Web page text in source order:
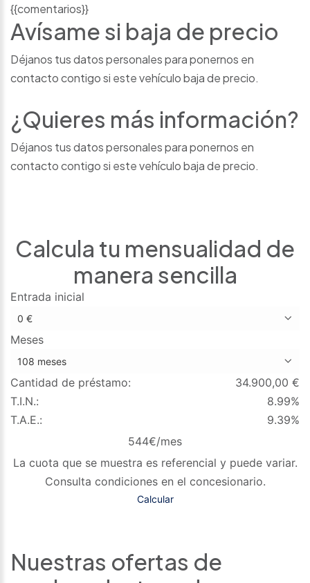
{{comentarios}}
Avísame si baja de precio
Déjanos tus datos personales para ponernos en
contacto contigo si este vehículo baja de precio.
¿Quieres más información?
Déjanos tus datos personales para ponernos en
contacto contigo si este vehículo baja de precio.
Calcula tu mensualidad de
manera sencilla
Entrada inicial
Meses
Cantidad de préstamo: 34.900,00 €
T.I.N.:
8.99%
T.A.E.:
9.39%
544€/mes
La cuota que se muestra es referencial y puede variar.
Consulta condiciones en el concesionario.
Calcular
Nuestras ofertas de